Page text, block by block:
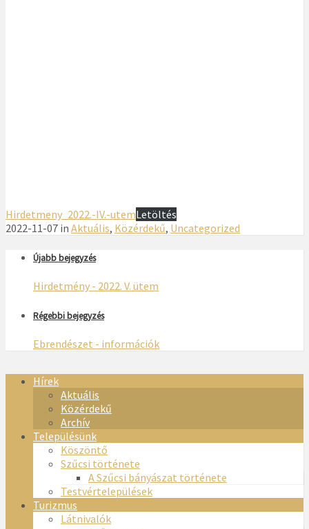
Hirdetmeny_2022.-IV.-utemLetöltés
2022-11-07 in Aktuális, Közérdekű, Uncategorized
Újabb bejegyzés
Hirdetmény - 2022. V. ütem
Régebbi bejegyzés
Ebrendészet - információk
Hírek
Aktuális
Közérdekű
Archív
Településünk
Köszöntő
Szűcsi története
A Szűcsi bányászat története
Testvértelepülések
Turizmus
Látnivalók